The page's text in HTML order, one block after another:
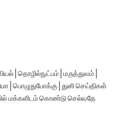
| தொழில்நுட்பம் | மருத்துவம் |
| பொழுதுபோக்கு | துளி செய்திகள்
மக்களிடம் கொண்டு செல்வதே